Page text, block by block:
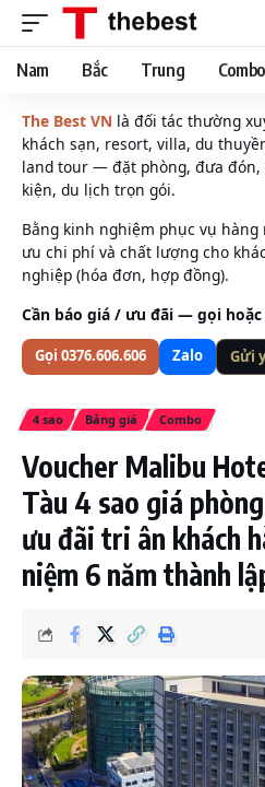
Nam Bắc Trung Combo
The Best VN là đối tác thường
khách sạn, resort, villa, du
land tour — đặt phòng, đưa
kiện, du lịch trọn gói.
Bằng kinh nghiệm phục vụ
ưu chi phí và chất lượng cho
nghiệp (hóa đơn, hợp đồng).
Cần báo giá / ưu đãi — gọi
Gọi 0376.606.606 Zalo Gửi
4 sao Bảng giá Combo
Voucher Malibu
Tàu 4 sao giá
ưu đãi tri ân khách
niệm 6 năm thành